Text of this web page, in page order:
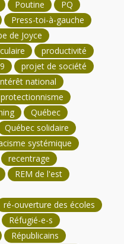
Poutine
PQ
Press-toi-à-gauche
de Joyce
productivité
projet de société
national
protectionnisme
Québec
Québec solidaire
systémique
recentrage
REM de l'est
ré-ouverture des écoles
Réfugié-e-s
Républicains